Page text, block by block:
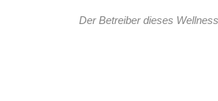
Der Betreiber dieses